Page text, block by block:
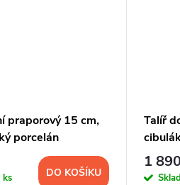
praporový 15 cm,
porcelán
ks DO KOŠÍKU
Talíř
1